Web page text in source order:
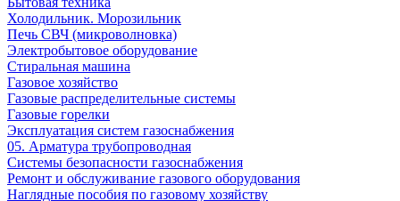
Холодильник. Морозильник
Печь СВЧ (микроволновка)
Электробытовое оборудование
Стиральная машина
Газовое хозяйство
Газовые распределительные системы
Газовые горелки
Эксплуатация систем газоснабжения
05. Арматура трубопроводная
Системы безопасности газоснабжения
Ремонт и обслуживание газового оборудования
Наглядные пособия по газовому хозяйству